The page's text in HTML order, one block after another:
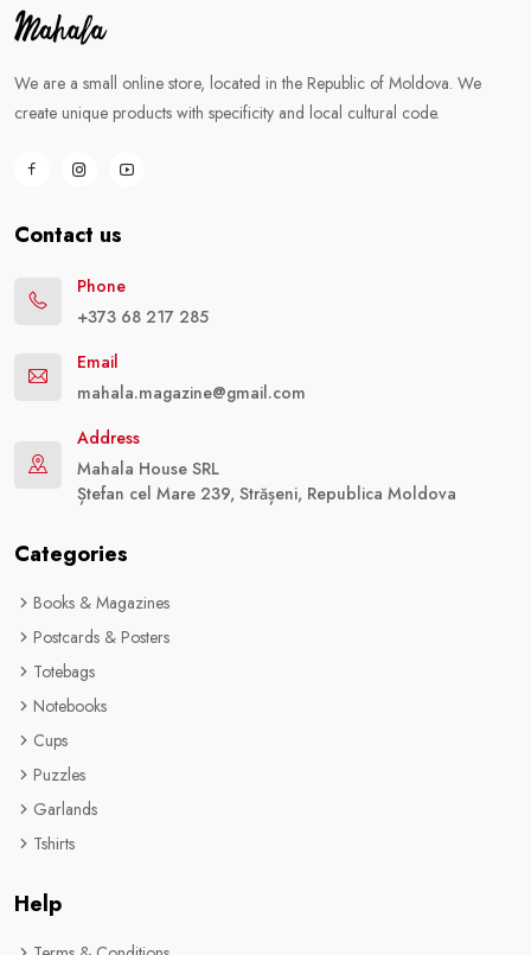
We are a small online store, located in the Republic of Moldova. We
create unique products with specificity and local cultural code.
Contact us
Phone
+373 68 217 285
Email
mahala.magazine@gmail.com
Address
Mahala House SRL
Ștefan cel Mare 239, Strășeni, Republica Moldova
Categories
Books & Magazines
Postcards & Posters
Totebags
Notebooks
Cups
Puzzles
Garlands
Tshirts
Help